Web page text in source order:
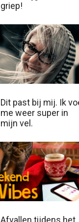
griep!
Dit past bij mij. Ik
me weer super in
mijn vel.